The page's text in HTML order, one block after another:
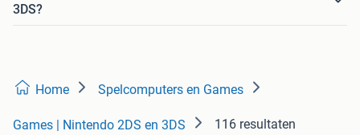
3DS?
Home Spelcomputers en Games
Games | Nintendo 2DS en 3DS 116 resultaten